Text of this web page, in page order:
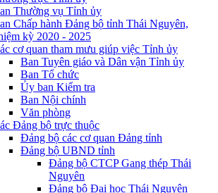
Thường vụ Tỉnh ủy
Chấp hành Đảng bộ tỉnh Thái Nguyên,
kỳ 2020 - 2025
cơ quan tham mưu giúp việc Tỉnh ủy
Ban Tuyên giáo và Dân vận Tỉnh ủy
Ban Tổ chức
Ủy ban Kiểm tra
Ban Nội chính
Văn phòng
Đảng bộ trực thuộc
Đảng bộ các cơ quan Đảng tỉnh
Đảng bộ UBND tỉnh
Đảng bộ CTCP Gang thép Thái
Nguyên
Đảng bộ Đại học Thái Nguyên